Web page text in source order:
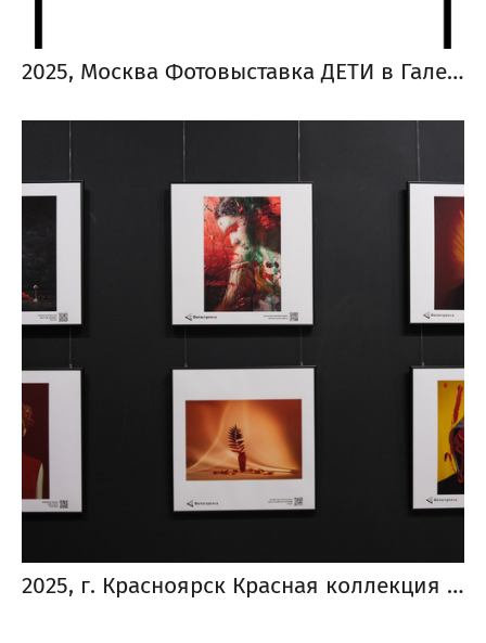
2025, Москва Фотовыставка ДЕТИ в Галерее классической фотографии
2025, г. Красноярск Красная коллекция от «Фотострелка Special»